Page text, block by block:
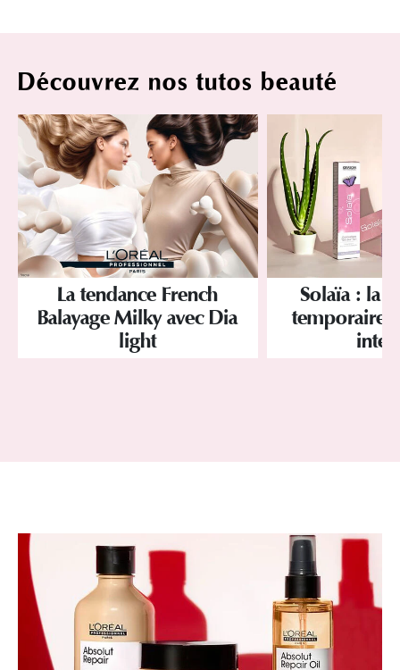
Découvrez nos tutos beauté
La tendance French
Balayage Milky avec Dia
light
Solaïa : la
temporaire